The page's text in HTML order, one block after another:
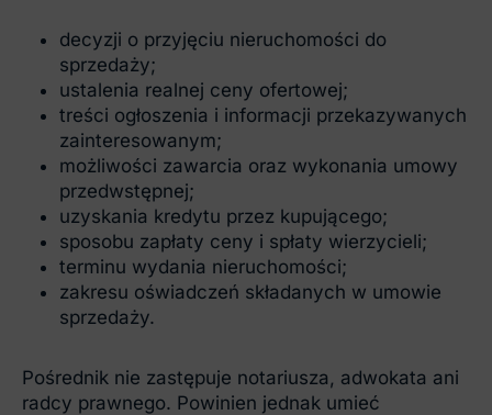
decyzji o przyjęciu nieruchomości do
sprzedaży;
ustalenia realnej ceny ofertowej;
treści ogłoszenia i informacji przekazywanych
zainteresowanym;
możliwości zawarcia oraz wykonania umowy
przedwstępnej;
uzyskania kredytu przez kupującego;
sposobu zapłaty ceny i spłaty wierzycieli;
terminu wydania nieruchomości;
zakresu oświadczeń składanych w umowie
sprzedaży.
Pośrednik nie zastępuje notariusza, adwokata ani
radcy prawnego. Powinien jednak umieć